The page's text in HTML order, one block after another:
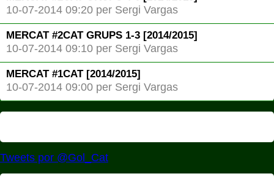
10-07-2014 09:20 per Sergi Vargas
MERCAT #2CAT GRUPS 1-3 [2014/2015]
10-07-2014 09:10 per Sergi Vargas
MERCAT #1CAT [2014/2015]
10-07-2014 09:00 per Sergi Vargas
Tweets por @Gol_Cat